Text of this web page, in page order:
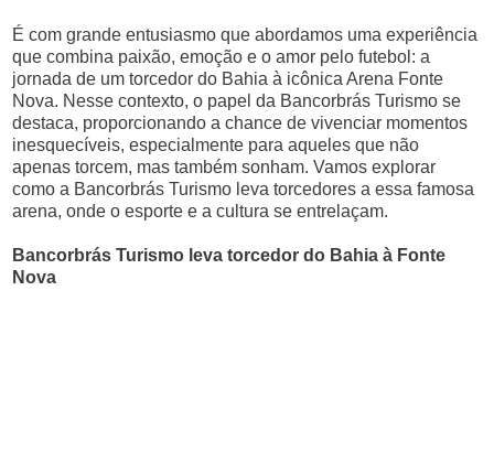
É com grande entusiasmo que abordamos uma experiência
que combina paixão, emoção e o amor pelo futebol: a
jornada de um torcedor do Bahia à icônica Arena Fonte
Nova. Nesse contexto, o papel da Bancorbrás Turismo se
destaca, proporcionando a chance de vivenciar momentos
inesquecíveis, especialmente para aqueles que não
apenas torcem, mas também sonham. Vamos explorar
como a Bancorbrás Turismo leva torcedores a essa famosa
arena, onde o esporte e a cultura se entrelaçam.
Bancorbrás Turismo leva torcedor do Bahia à Fonte
Nova